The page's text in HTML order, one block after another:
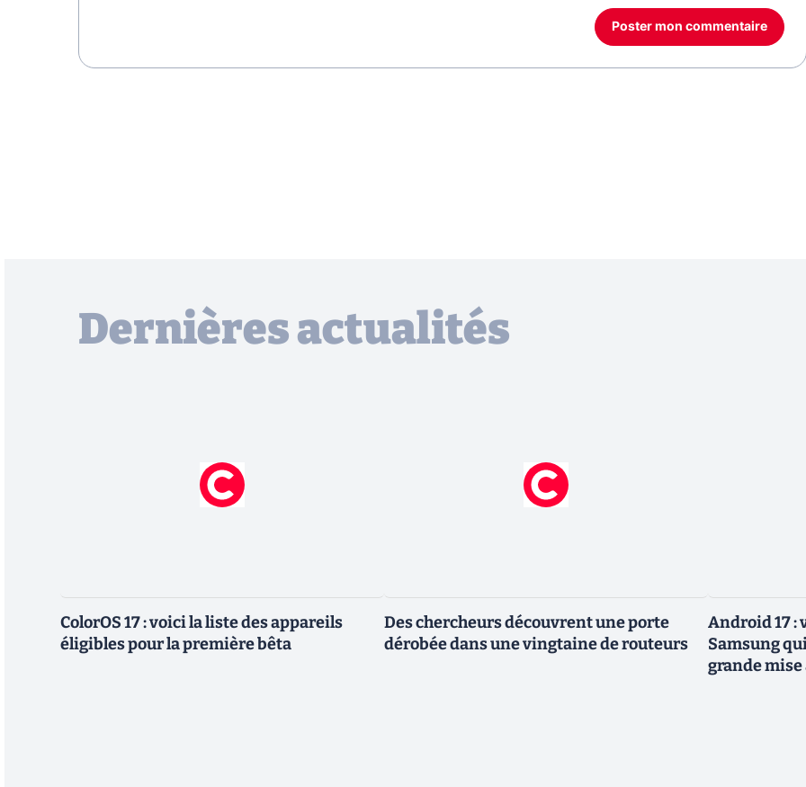
Poster mon commentaire
Dernières actualités
ColorOS 17 : voici la liste des appareils
éligibles pour la première bêta
Des chercheurs découvrent une porte
dérobée dans une vingtaine de routeurs
Android 17 :
Samsung
grande mise